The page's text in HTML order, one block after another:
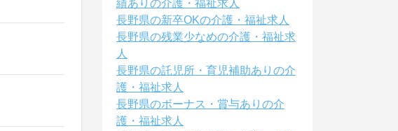
績ありの介護・福祉求人
長野県の新卒OKの介護・福祉求人
長野県の残業少なめの介護・福祉求
人
長野県の託児所・育児補助ありの介
護・福祉求人
長野県のボーナス・賞与ありの介
護・福祉求人